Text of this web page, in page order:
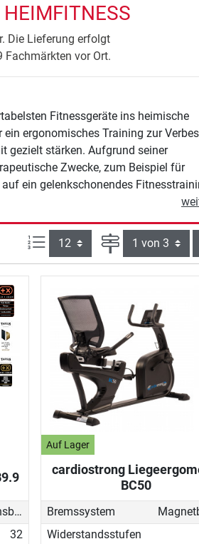
HEIMFITNESS
Die Lieferung erfolgt
Fachmärkten vor Ort.
Fitnessgeräte ins heimische
ergonomisches Training zur
gezielt stärken. Aufgrund seiner
Zwecke, zum Beispiel für
ein gelenkschonendes
Artikel pro Seite: Seite
Induktionsbremse (EMS)
32
Auf Lager
cardiostrong
BC50
Bremssystem
Widerstandsstufen